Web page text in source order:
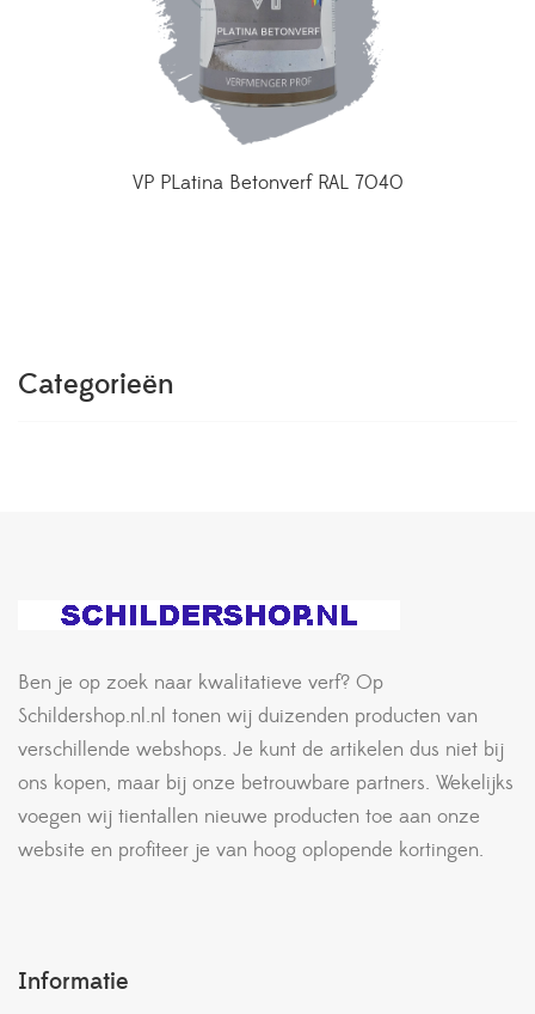
VP PLatina Betonverf RAL 7040
Categorieën
Ben je op zoek naar kwalitatieve verf? Op
Schildershop.nl.nl tonen wij duizenden producten van
verschillende webshops. Je kunt de artikelen dus niet bij
ons kopen, maar bij onze betrouwbare partners. Wekelijks
voegen wij tientallen nieuwe producten toe aan onze
website en profiteer je van hoog oplopende kortingen.
Informatie